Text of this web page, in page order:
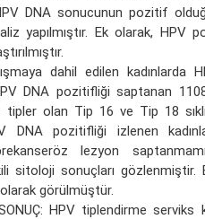
HPV DNA sonucunun pozitif
yapılmıştır. Ek olarak,
dahil edilen
DNA pozitifliği saptanan
olan Tip 16 ve Tip 18
DNA pozitifliği izlenen
lezyon
sitoloji sonuçları
görülmüştür.
HPV tiplendirme